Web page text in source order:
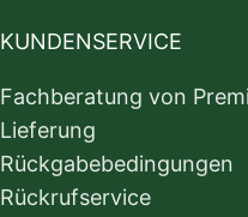
KUNDENSERVICE
Fachberatung von
Lieferung
Rückgabebedingungen
Rückrufservice